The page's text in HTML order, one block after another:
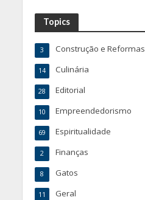
Topics
Construção e Reformas
3
Culinária
14
Editorial
28
Empreendedorismo
10
Espiritualidade
69
Finanças
2
Gatos
8
Geral
11